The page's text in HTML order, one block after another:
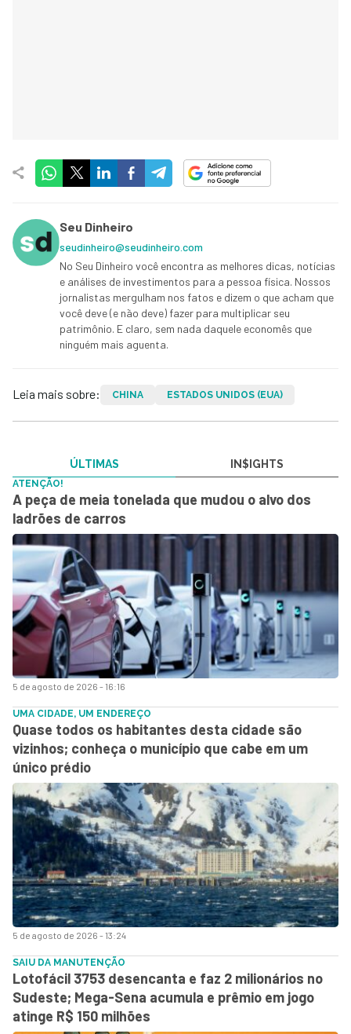
Seu Dinheiro
seudinheiro@seudinheiro.com
No Seu Dinheiro você encontra as melhores dicas, notícias
e análises de investimentos para a pessoa física. Nossos
jornalistas mergulham nos fatos e dizem o que acham que
você deve (e não deve) fazer para multiplicar seu
patrimônio. E claro, sem nada daquele economês que
ninguém mais aguenta.
Leia mais sobre: CHINA ESTADOS UNIDOS (EUA)
ÚLTIMAS IN$IGHTS
5 de agosto de 2026 - 16:16
ATENÇÃO!
A peça de meia tonelada que mudou o alvo dos
ladrões de carros
5 de agosto de 2026 - 13:24
UMA CIDADE, UM ENDEREÇO
Quase todos os habitantes desta cidade são
vizinhos; conheça o município que cabe em um
único prédio
SAIU DA MANUTENÇÃO
Lotofácil 3753 desencanta e faz 2 milionários no
Sudeste; Mega-Sena acumula e prêmio em jogo
atinge R$ 150 milhões